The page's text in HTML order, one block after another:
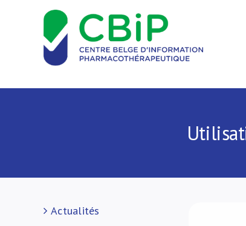
Actualités